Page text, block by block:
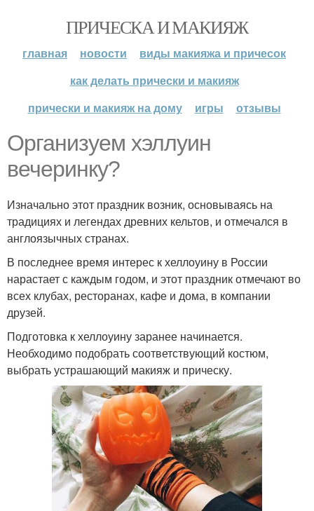
ПРИЧЕСКА И МАКИЯЖ
главная новости
виды макияжа и причесок
как делать прически и макияж
прически и макияж на дому
игры отзывы
Организуем хэллуин
вечеринку?
Изначально этот праздник возник, основываясь на
традициях и легендах древних кельтов, и отмечался в
англоязычных странах.
В последнее время интерес к хеллоуину в России
нарастает с каждым годом, и этот праздник отмечают во
всех клубах, ресторанах, кафе и дома, в компании
друзей.
Подготовка к хеллоуину заранее начинается.
Необходимо подобрать соответствующий костюм,
выбрать устрашающий макияж и прическу.